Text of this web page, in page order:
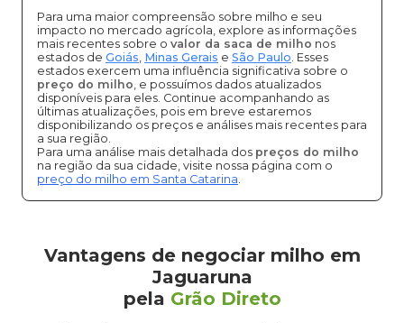
Para uma maior compreensão sobre milho e seu
impacto no mercado agrícola, explore as informações
mais recentes sobre o valor da saca de milho nos
estados de Goiás, Minas Gerais e São Paulo. Esses
estados exercem uma influência significativa sobre o
preço do milho, e possuímos dados atualizados
disponíveis para eles. Continue acompanhando as
últimas atualizações, pois em breve estaremos
disponibilizando os preços e análises mais recentes para
a sua região.
Para uma análise mais detalhada dos preços do milho
na região da sua cidade, visite nossa página com o
preço do milho em Santa Catarina.
Vantagens de negociar milho em
Jaguaruna
pela Grão Direto